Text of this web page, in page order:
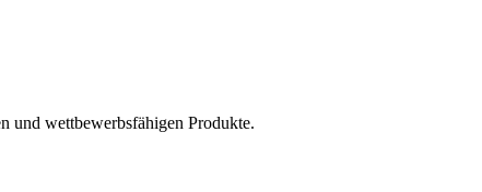
und wettbewerbsfähigen Produkte.